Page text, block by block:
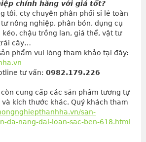
chính hãng với giá tốt?
tôi, cty chuyên phân phối sỉ lẻ toàn
nông nghiệp, phân bón, dụng cụ
kéo, chậu trồng lan, giá thể, vật tư
cây…
tư vấn: 0982.179.226
cung cấp các sản phẩm tương tự
kích thước khác. Quý khách tham
san-
da-nang-dai-loan-sac-ben-618.html